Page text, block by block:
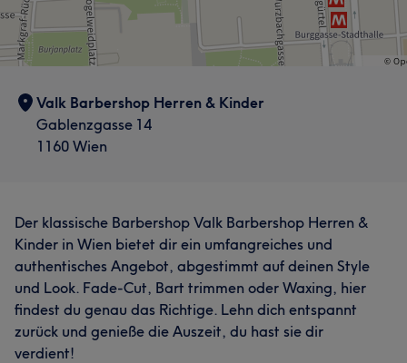
Valk Barbershop Herren & Kinder
Gablenzgasse 14
1160 Wien
Der klassische Barbershop Valk Barbershop Herren &
Kinder in Wien bietet dir ein umfangreiches und
authentisches Angebot, abgestimmt auf deinen Style
und Look. Fade-Cut, Bart trimmen oder Waxing, hier
findest du genau das Richtige. Lehn dich entspannt
zurück und genieße die Auszeit, du hast sie dir
verdient!